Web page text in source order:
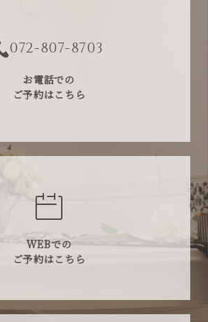
072-807-8703
お電話での
ご予約はこちら
WEBでの
ご予約はこちら